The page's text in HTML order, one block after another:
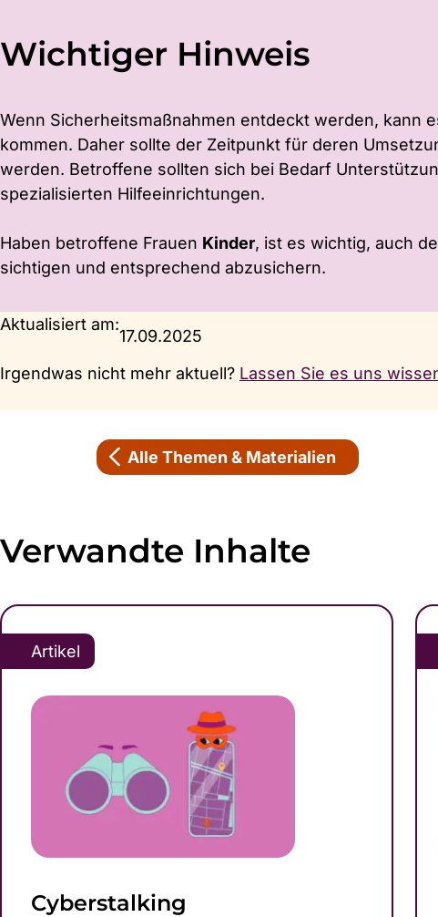
Wichtiger Hinweis
Wenn Sicher­heits­maßnahmen entdeckt werden, kann
kommen. Daher sollte der Zeitpunkt für deren
werden. Betroffene sollten sich bei Bedarf
spezialisierten Hilfeein­richtungen.
Haben betroffene Frauen Kinder, ist es wichtig, auch
sichtigen und entsprechend abzusichern.
Aktualisiert am:
17.09.2025
Irgendwas nicht mehr aktuell? Lassen Sie es uns
Alle Themen & Materialien
Verwandte Inhalte
Artikel
Cybers­talking